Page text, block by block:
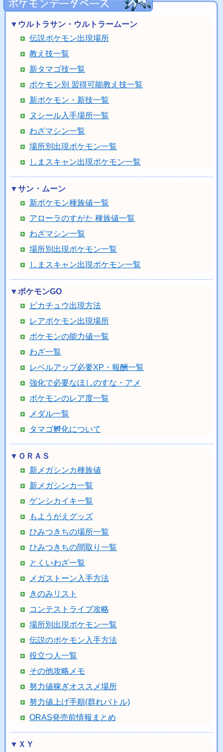
▼ウルトラサン・ウルトラームーン
伝説ポケモン出現場所
教え技一覧
新タマゴ技一覧
ポケモン別 習得可能教え技一覧
新ポケモン・新技一覧
ヌシール入手場所一覧
わざマシン一覧
場所別出現ポケモン一覧
しまスキャン出現ポケモン一覧
▼サン・ムーン
新ポケモン種族値一覧
アローラのすがた 種族値一覧
わざマシン一覧
場所別出現ポケモン一覧
しまスキャン出現ポケモン一覧
▼ポケモンGO
ピカチュウ出現方法
レアポケモン出現場所
ポケモンの能力値一覧
わざ一覧
レベルアップ必要XP・報酬一覧
強化で必要なほしのすな・アメ
ポケモンのレア度一覧
メダル一覧
タマゴ孵化について
▼ＯＲＡＳ
新メガシンカ種族値
新メガシンカ一覧
ゲンシカイキ一覧
もようがえグッズ
ひみつきちの場所一覧
ひみつきちの間取り一覧
とくいわざ一覧
メガストーン入手方法
きのみリスト
コンテストライブ攻略
場所別出現ポケモン一覧
伝説のポケモン入手方法
役立つ人一覧
その他攻略メモ
努力値稼ぎオススメ場所
努力値上げ手順(群れバトル)
ORAS発売前情報まとめ
▼ＸＹ